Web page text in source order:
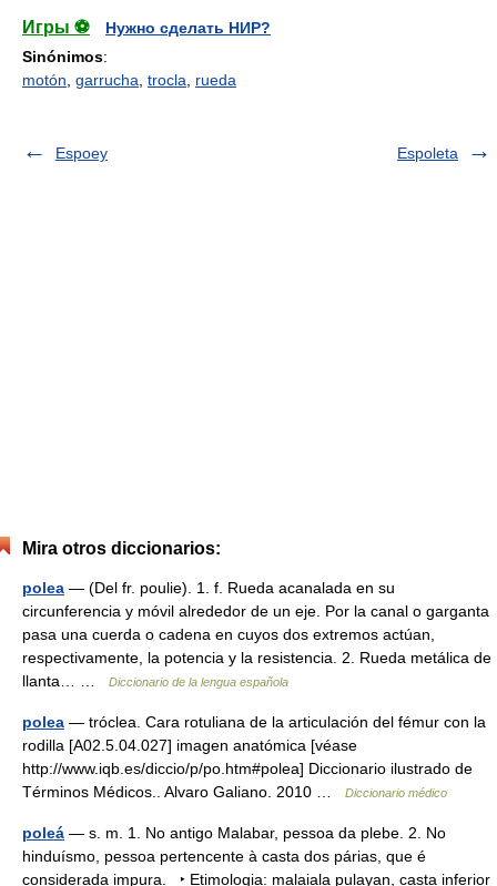
Игры ⚽
Нужно сделать НИР?
Sinónimos:
motón garrucha trocla rueda
Espoey Espoleta
Mira otros diccionarios:
polea — (Del fr. poulie). 1. f. Rueda acanalada en su
circunferencia y móvil alrededor de un eje. Por la canal o garganta
pasa una cuerda o cadena en cuyos dos extremos actúan,
respectivamente, la potencia y la resistencia. 2. Rueda metálica de
llanta… …
Diccionario de la lengua española
polea — tróclea. Cara rotuliana de la articulación del fémur con la
rodilla [A02.5.04.027] imagen anatómica [véase
http://www.iqb.es/diccio/p/po.htm#polea] Diccionario ilustrado de
Términos Médicos.. Alvaro Galiano. 2010 …
Diccionario médico
poleá — s. m. 1. No antigo Malabar, pessoa da plebe. 2. No
hinduísmo, pessoa pertencente à casta dos párias, que é
considerada impura. ‣ Etimologia: malaiala pulayan, casta inferior